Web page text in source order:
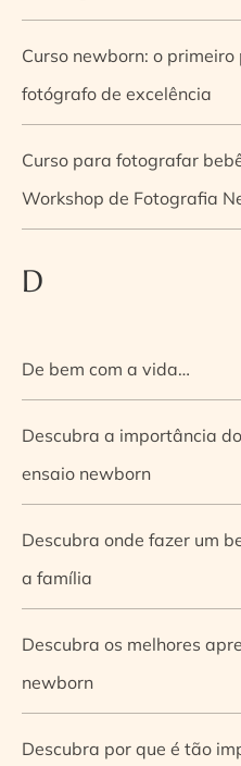
Curso newborn: o
fotógrafo de excelência
Curso para fotografar
Workshop de Fotografia
D
De bem com a vida…
Descubra a importância
ensaio newborn
Descubra onde fazer um
a família
Descubra os melhores
newborn
Descubra por que é tão